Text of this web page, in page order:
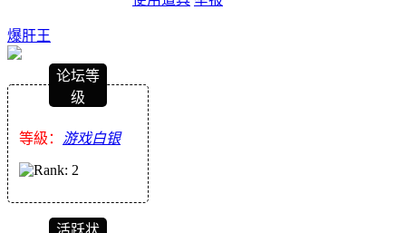
爆肝王
论坛等
级
等級： 游戏白银